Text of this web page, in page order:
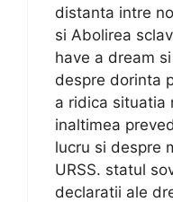
distanta intre
si Abolirea
have a dream
despre dorinta
a ridica situatia
inaltimea
lucru si despre
URSS. statul
declaratii ale